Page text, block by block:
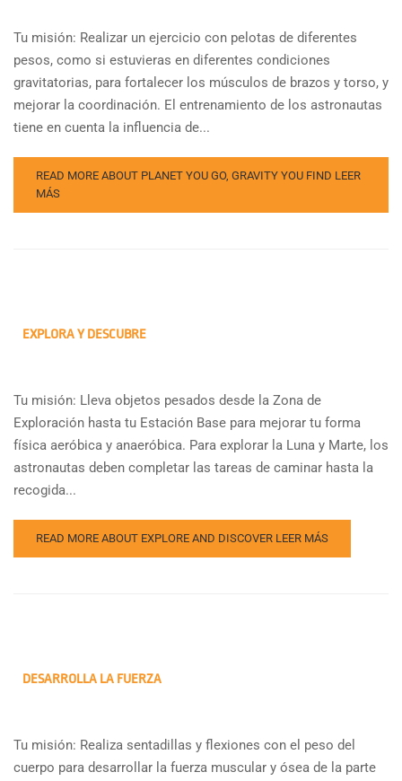
Tu misión: Realizar un ejercicio con pelotas de diferentes
pesos, como si estuvieras en diferentes condiciones
gravitatorias, para fortalecer los músculos de brazos y torso, y
mejorar la coordinación. El entrenamiento de los astronautas
tiene en cuenta la influencia de...
READ MORE ABOUT PLANET YOU GO, GRAVITY YOU FIND LEER
MÁS
EXPLORA Y DESCUBRE
Tu misión: Lleva objetos pesados desde la Zona de
Exploración hasta tu Estación Base para mejorar tu forma
física aeróbica y anaeróbica. Para explorar la Luna y Marte, los
astronautas deben completar las tareas de caminar hasta la
recogida...
READ MORE ABOUT EXPLORE AND DISCOVER LEER MÁS
DESARROLLA LA FUERZA
Tu misión: Realiza sentadillas y flexiones con el peso del
cuerpo para desarrollar la fuerza muscular y ósea de la parte